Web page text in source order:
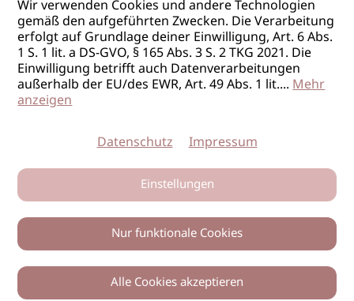
0
Wir verwenden Cookies und andere Technologien
gemäß den aufgeführten Zwecken. Die Verarbeitung
erfolgt auf Grundlage deiner Einwilligung, Art. 6 Abs.
1 S. 1 lit. a DS-GVO, § 165 Abs. 3 S. 2 TKG 2021. Die
Einwilligung betrifft auch Datenverarbeitungen
außerhalb der EU/des EWR, Art. 49 Abs. 1 lit....Mehr
anzeigen
Datenschutz Impressum
Einstellungen
Nur funktionale Cookies
Alle Cookies akzeptieren